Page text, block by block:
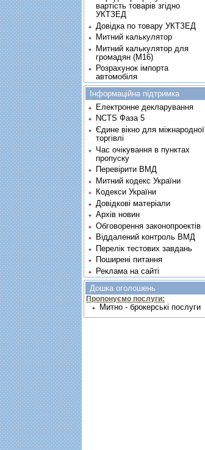
вартість товарів згідно
УКТЗЕД
Довідка по товару УКТЗЕД
Митний калькулятор
Митний калькулятор для
громадян (М16)
Розрахунок імпорта
автомобіля
Інформаційна підтримка
Електронне декларування
NCTS Фаза 5
Єдине вікно для міжнародної
торгівлі
Час очікування в пунктах
пропуску
Перевірити ВМД
Митний кодекс України
Кодекси України
Довідкові матеріали
Архів новин
Обговорення законопроектів
Віддалений контроль ВМД
Перелік тестових завдань
Поширені питання
Реклама на сайті
Дошка оголошень
Пропонуємо послуги:
Митно - брокерські послуги